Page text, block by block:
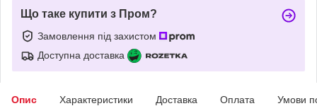
Що таке купити з Пром?
Замовлення під захистом
Доступна доставка
Опис Характеристики Доставка Оплата Умови